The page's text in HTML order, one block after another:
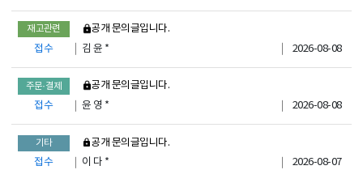
재고관련
비공개 문의글입니다.
김 윤 *
접수 2026-08-08
주문·결제
비공개 문의글입니다.
윤 영 *
접수 2026-08-08
기타
비공개 문의글입니다.
이 다 *
접수 2026-08-07